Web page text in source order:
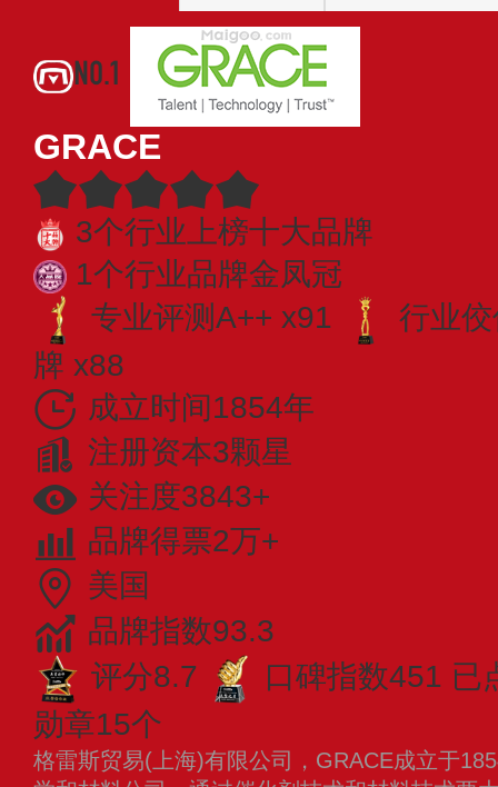
NO.1
GRACE
3个行业上榜十大品牌
1个行业品牌金凤冠
专业​评测A++ x91
行业
牌 x88
成立时间1854年
注册资本3颗星
关注度3843+
品牌得票2万+
美国
品牌指数93.3
评分8.7
口碑指数451 已
勋章15个
格雷斯贸易(上海)有限公司，GRACE成立于